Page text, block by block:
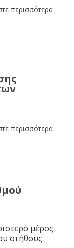
περισσότερα
περισσότερα
μέρος
στήθους.